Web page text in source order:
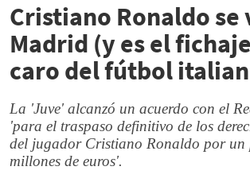
Cristiano Ronaldo se
Madrid (y es el
caro del fútbol
La 'Juve' alcanzó un acuerdo con el
'para el traspaso definitivo de los
del jugador Cristiano Ronaldo por un
millones de euros'.